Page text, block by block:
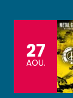
27
AOU.